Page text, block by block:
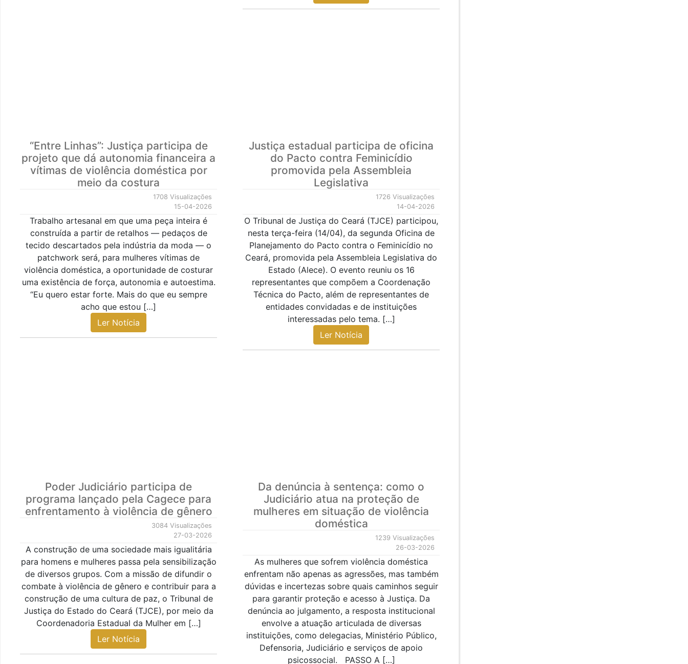
“Entre Linhas”: Justiça participa de
projeto que dá autonomia financeira a
vítimas de violência doméstica por
meio da costura
1708 Visualizações
15-04-2026
Trabalho artesanal em que uma peça inteira é
construída a partir de retalhos — pedaços de
tecido descartados pela indústria da moda — o
patchwork será, para mulheres vítimas de
violência doméstica, a oportunidade de costurar
uma existência de força, autonomia e autoestima.
“Eu quero estar forte. Mais do que eu sempre
acho que estou […]
Ler Notícia
Justiça estadual participa de oficina
do Pacto contra Feminicídio
promovida pela Assembleia
Legislativa
1726 Visualizações
14-04-2026
O Tribunal de Justiça do Ceará (TJCE) participou,
nesta terça-feira (14/04), da segunda Oficina de
Planejamento do Pacto contra o Feminicídio no
Ceará, promovida pela Assembleia Legislativa do
Estado (Alece). O evento reuniu os 16
representantes que compõem a Coordenação
Técnica do Pacto, além de representantes de
entidades convidadas e de instituições
interessadas pelo tema. […]
Ler Notícia
Poder Judiciário participa de
programa lançado pela Cagece para
enfrentamento à violência de gênero
3084 Visualizações
27-03-2026
A construção de uma sociedade mais igualitária
para homens e mulheres passa pela sensibilização
de diversos grupos. Com a missão de difundir o
combate à violência de gênero e contribuir para a
construção de uma cultura de paz, o Tribunal de
Justiça do Estado do Ceará (TJCE), por meio da
Coordenadoria Estadual da Mulher em […]
Ler Notícia
Da denúncia à sentença: como o
Judiciário atua na proteção de
mulheres em situação de violência
doméstica
1239 Visualizações
26-03-2026
As mulheres que sofrem violência doméstica
enfrentam não apenas as agressões, mas também
dúvidas e incertezas sobre quais caminhos seguir
para garantir proteção e acesso à Justiça. Da
denúncia ao julgamento, a resposta institucional
envolve a atuação articulada de diversas
instituições, como delegacias, Ministério Público,
Defensoria, Judiciário e serviços de apoio
psicossocial. PASSO A […]